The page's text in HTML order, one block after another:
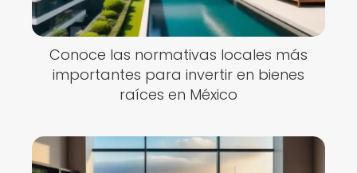
Conoce las normativas locales más
importantes para invertir en bienes
raíces en México